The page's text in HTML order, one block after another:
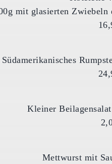
mit glasierten
Südamerikanisches
Kleiner
Mettwurst mit